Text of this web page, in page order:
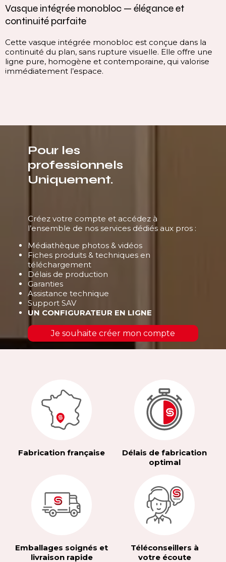
Vasque intégrée monobloc — élégance et
continuité parfaite
Cette vasque intégrée monobloc est conçue dans la
continuité du plan, sans rupture visuelle. Elle offre une
ligne pure, homogène et contemporaine, qui valorise
immédiatement l’espace.
Pour les
professionnels
Uniquement.
Créez votre compte et accédez à
l’ensemble de nos services dédiés aux pros :
Médiathèque photos & vidéos
Fiches produits & techniques en
téléchargement
Délais de production
Garanties
Assistance technique
Support SAV
UN CONFIGURATEUR EN LIGNE
Je souhaite créer mon compte
Fabrication française
Délais de fabrication
optimal
Emballages soignés et
livraison rapide
Téléconseillers à
votre écoute